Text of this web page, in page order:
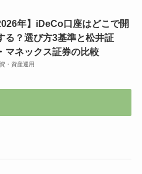
年】iDeCo口座はどこで開
る？選び方3基準と松井証
マネックス証券の比較
・資産運用